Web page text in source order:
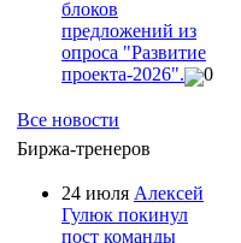
блоков
предложений из
опроса "Развитие
проекта-2026".
0
Все новости
Биржа-тренеров
24 июля Алексей
Гулюк покинул
пост команды